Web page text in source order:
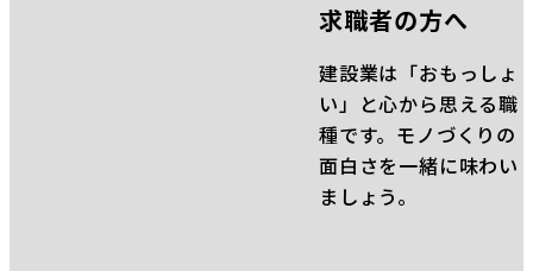
求職者の方へ
建設業は「おもっしょ
い」と心から思える職
種です。モノづくりの
面白さを一緒に味わい
ましょう。